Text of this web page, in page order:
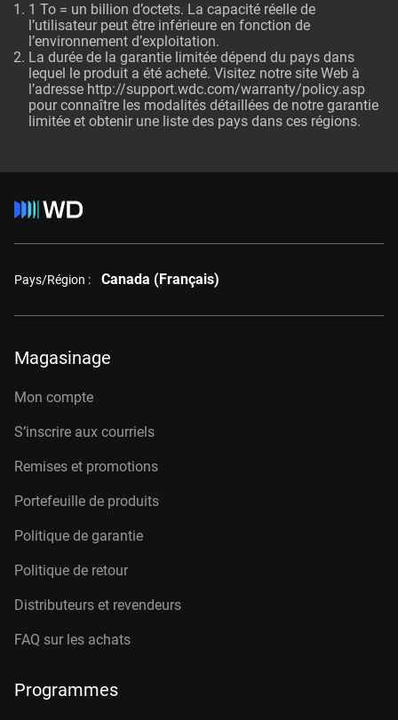
1 To = un billion d’octets. La capacité réelle de
l’utilisateur peut être inférieure en fonction de
l’environnement d’exploitation.
La durée de la garantie limitée dépend du pays dans
lequel le produit a été acheté. Visitez notre site Web à
l’adresse http://support.wdc.com/warranty/policy.asp
pour connaître les modalités détaillées de notre garantie
limitée et obtenir une liste des pays dans ces régions.
Pays/Région : Canada (Français)
Magasinage
Mon compte
S’inscrire aux courriels
Remises et promotions
Portefeuille de produits
Politique de garantie
Politique de retour
Distributeurs et revendeurs
FAQ sur les achats
Programmes